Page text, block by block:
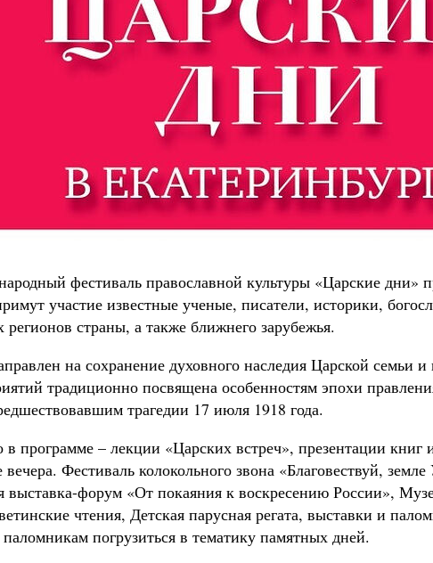
фестиваль православной культуры «Царские дни»
участие известные ученые, писатели, историки,
регионов страны, а также ближнего зарубежья.
на сохранение духовного наследия Царской семьи
традиционно посвящена особенностям эпохи
трагедии 17 июля 1918 года.
программе – лекции «Царских встреч», презентации книг
Фестиваль колокольного звона «Благовествуй,
выставка-форум «От покаяния к воскресению России»,
чтения, Детская парусная регата, выставки и
паломникам погрузиться в тематику памятных дней.